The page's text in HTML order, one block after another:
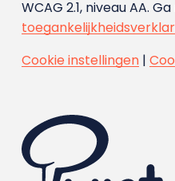
WCAG 2.1, niveau AA.
Cookie instellingen|